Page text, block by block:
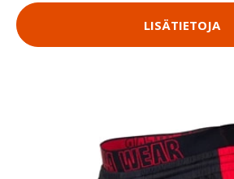
LISÄTIETOJA